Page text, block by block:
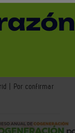
| Por confirmar